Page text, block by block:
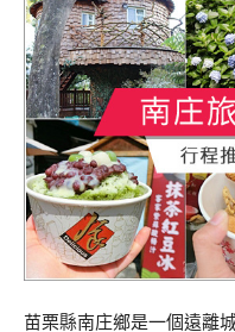
苗栗縣南庄鄉是一個遠離